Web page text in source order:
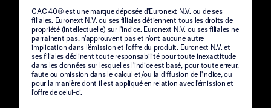
CAC 40® est une marque déposée d'Euronext N.V. ou de ses
filiales. Euronext N.V. ou ses filiales détiennent tous les droits de
propriété (intellectuelle) sur l'indice. Euronext N.V. ou ses filiales ne
parrainent pas, n'approuvent pas et n'ont aucune autre
implication dans l'émission et l'offre du produit. Euronext N.V. et
ses filiales déclinent toute responsabilité pour toute inexactitude
dans les données sur lesquelles l'indice est basé, pour toute erreur,
faute ou omission dans le calcul et/ou la diffusion de l'indice, ou
pour la manière dont il est appliqué en relation avec l'émission et
l'offre de celui-ci.